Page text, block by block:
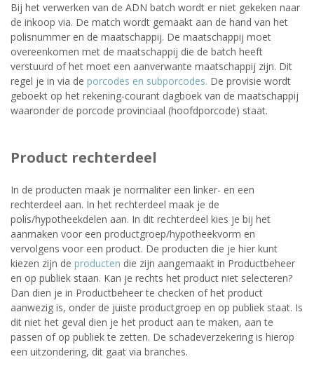
Bij het verwerken van de ADN batch wordt er niet gekeken naar
de inkoop via. De match wordt gemaakt aan de hand van het
polisnummer en de maatschappij. De maatschappij moet
overeenkomen met de maatschappij die de batch heeft
verstuurd of het moet een aanverwante maatschappij zijn. Dit
regel je in via de porcodes en subporcodes. De provisie wordt
geboekt op het rekening-courant dagboek van de maatschappij
waaronder de porcode provinciaal (hoofdporcode) staat.
Product rechterdeel
In de producten maak je normaliter een linker- en een
rechterdeel aan. In het rechterdeel maak je de
polis/hypotheekdelen aan. In dit rechterdeel kies je bij het
aanmaken voor een productgroep/hypotheekvorm en
vervolgens voor een product. De producten die je hier kunt
kiezen zijn de producten die zijn aangemaakt in Productbeheer
en op publiek staan. Kan je rechts het product niet selecteren?
Dan dien je in Productbeheer te checken of het product
aanwezig is, onder de juiste productgroep en op publiek staat. Is
dit niet het geval dien je het product aan te maken, aan te
passen of op publiek te zetten. De schadeverzekering is hierop
een uitzondering, dit gaat via branches.